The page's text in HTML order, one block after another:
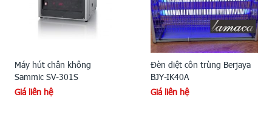
Máy hút chân không
Sammic SV-301S
Giá liên hệ
Đèn diệt côn trùng Berjaya
BJY-IK40A
Giá liên hệ